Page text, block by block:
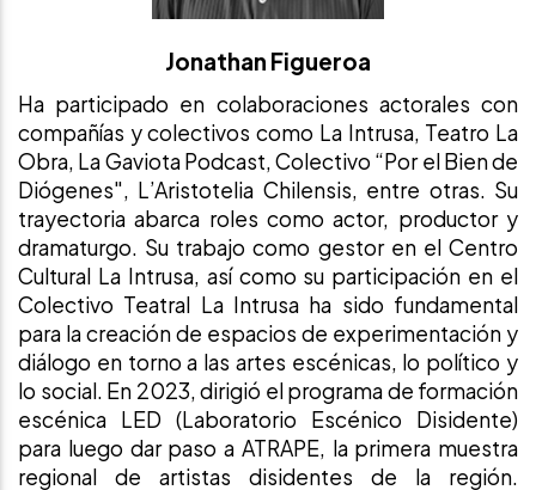
Jonathan Figueroa
Ha participado en colaboraciones actorales con
compañías y colectivos como La Intrusa, Teatro La
Obra, La Gaviota Podcast, Colectivo “Por el Bien de
Diógenes", L’Aristotelia Chilensis, entre otras. Su
trayectoria abarca roles como actor, productor y
dramaturgo. Su trabajo como gestor en el Centro
Cultural La Intrusa, así como su participación en el
Colectivo Teatral La Intrusa ha sido fundamental
para la creación de espacios de experimentación y
diálogo en torno a las artes escénicas, lo político y
lo social. En 2023, dirigió el programa de formación
escénica LED (Laboratorio Escénico Disidente)
para luego dar paso a ATRAPE, la primera muestra
regional de artistas disidentes de la región.